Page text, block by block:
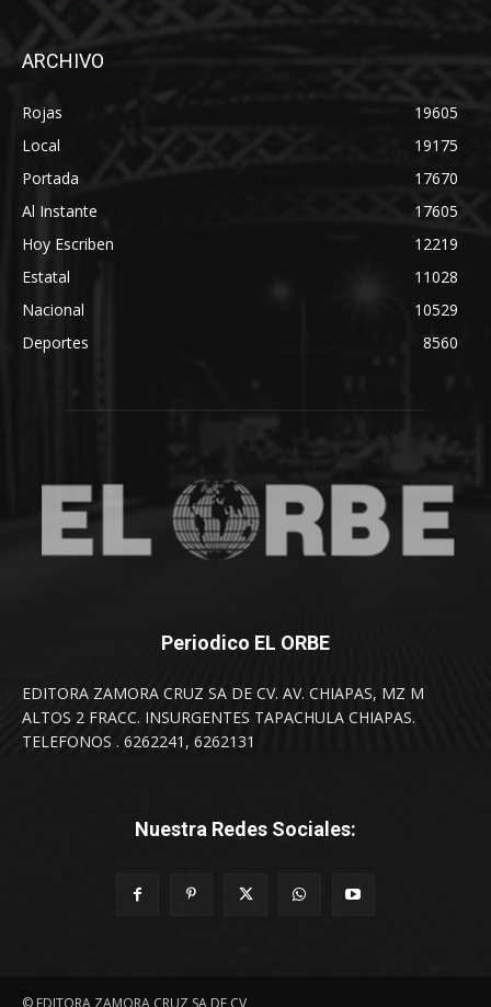
ARCHIVO
Rojas
19605
Local
19175
Portada
17670
Al Instante
17605
Hoy Escriben
12219
Estatal
11028
Nacional
10529
Deportes
8560
Periodico EL ORBE
EDITORA ZAMORA CRUZ SA DE CV. AV. CHIAPAS, MZ M
ALTOS 2 FRACC. INSURGENTES TAPACHULA CHIAPAS.
TELEFONOS . 6262241, 6262131
Nuestra Redes Sociales:
© EDITORA ZAMORA CRUZ SA DE CV